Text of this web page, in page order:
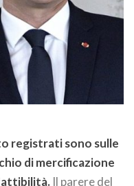
registrati sono sulle
di mercificazione
Il parere del